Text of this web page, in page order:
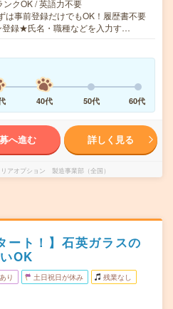
クOK / 英語力不要
事前登録だけでもOK！履歴書不要
登録★氏名・職種などを入力す…
40代 50代 60代
へ進む 詳しく見る
アオプション 製造事業部（全国）
ート！】石英ガラスの
OK
り 土日祝日が休み 残業なし